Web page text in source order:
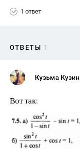
1 ответ
ОТВЕТЫ 1
Кузьма Кузин
Вот так: